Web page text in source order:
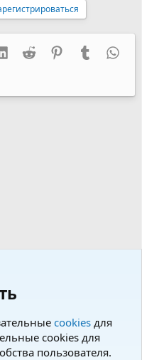
LinkedInReddit PinterestTumblr
cookies для
cookies для
пользователя.